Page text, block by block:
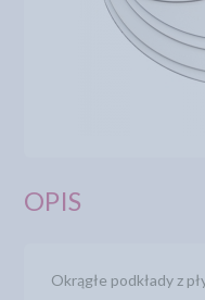
OPIS
Okrągłe podkłady z